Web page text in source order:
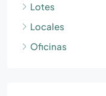
Lotes
Locales
Oficinas